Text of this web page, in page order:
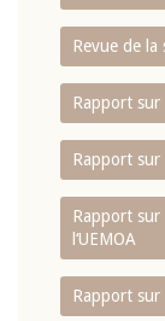
Revue de la
Rapport sur
Rapport sur
Rapport sur
l‘UEMOA
Rapport